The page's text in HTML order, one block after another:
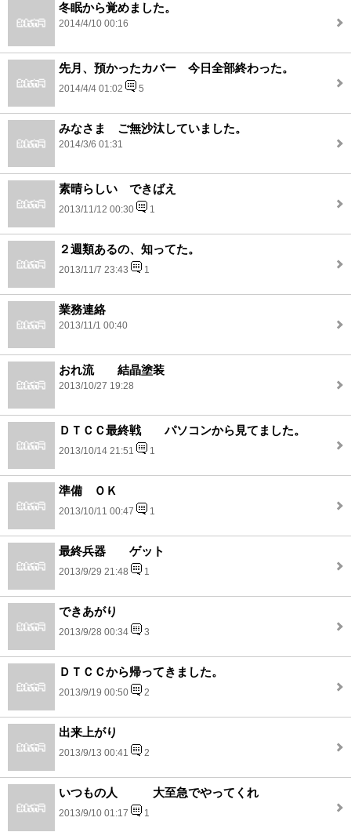
冬眠から覚めました。
2014/4/10 00:16
先月、預かったカバー 今日全部終わった。
2014/4/4 01:02 5
みなさま ご無沙汰していました。
2014/3/6 01:31
素晴らしい できばえ
2013/11/12 00:30 1
２週類あるの、知ってた。
2013/11/7 23:43 1
業務連絡
2013/11/1 00:40
おれ流 結晶塗装
2013/10/27 19:28
ＤＴＣＣ最終戦 パソコンから見てました。
2013/10/14 21:51 1
準備 ＯＫ
2013/10/11 00:47 1
最終兵器 ゲット
2013/9/29 21:48 1
できあがり
2013/9/28 00:34 3
ＤＴＣＣから帰ってきました。
2013/9/19 00:50 2
出来上がり
2013/9/13 00:41 2
いつもの人 大至急でやってくれ
2013/9/10 01:17 1